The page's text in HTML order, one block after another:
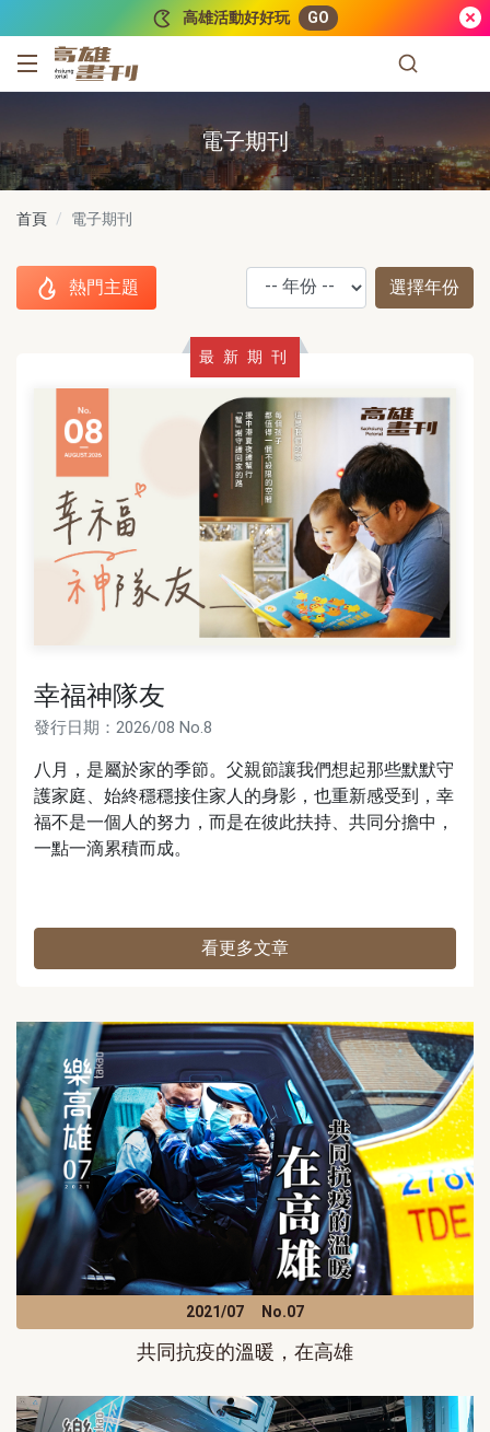
高雄活動好好玩 GO
高雄畫刊
電子期刊
首頁 電子期刊
熱門主題
年份
使用方向鍵來選
選擇年份
下拉選擇年份
最新期刊
幸福神隊友
發行日期：2026/08 No.8
八月，是屬於家的季節。父親節讓我們想起那些默默守
護家庭、始終穩穩接住家人的身影，也重新感受到，幸
福不是一個人的努力，而是在彼此扶持、共同分擔中，
一點一滴累積而成。
看更多文章
2021/07 No.07
共同抗疫的溫暖，在高雄